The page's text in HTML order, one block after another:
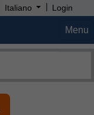
Italiano | Login
Menu